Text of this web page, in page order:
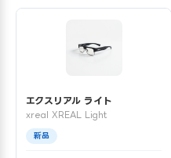
エクスリアル ライト
xreal XREAL Light
新品